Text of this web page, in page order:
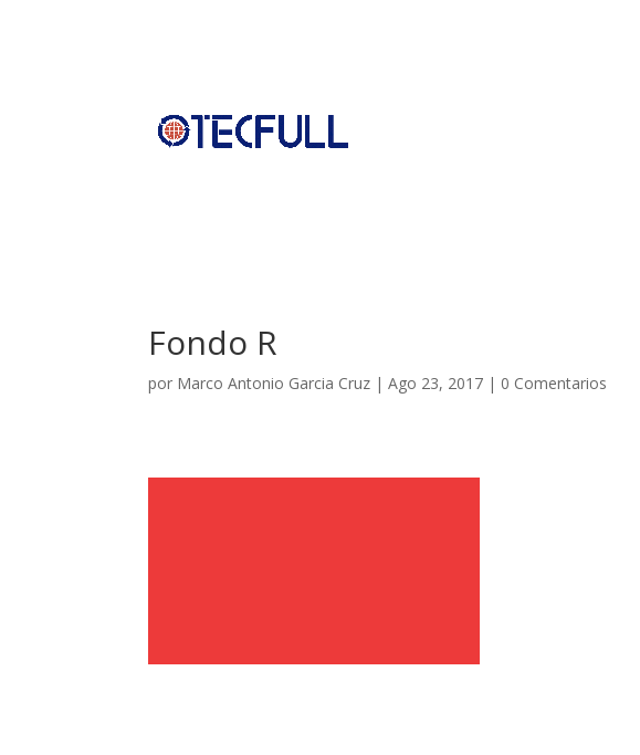
Fondo R
por Marco Antonio Garcia Cruz |Ago 23, 2017 | 0 Comentarios